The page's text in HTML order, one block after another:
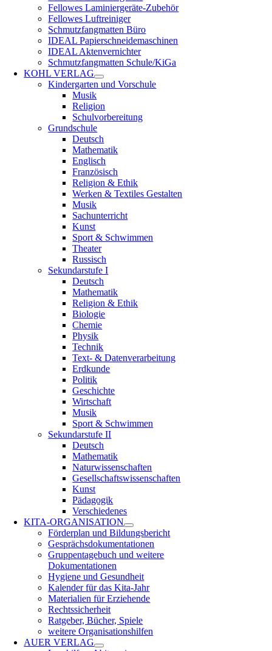
Fellowes Laminiergeräte-Zubehör
Fellowes Luftreiniger
Schmutzfangmatten Büro
IDEAL Papierschneidemaschinen
IDEAL Aktenvernichter
Schmutzfangmatten Schule/KiGa
KOHL VERLAG
Kindergarten und Vorschule
Musik
Religion
Schulvorbereitung
Grundschule
Deutsch
Mathematik
Englisch
Französisch
Religion & Ethik
Werken & Textiles Gestalten
Musik
Sachunterricht
Kunst
Sport & Schwimmen
Theater
Russisch
Sekundarstufe I
Deutsch
Mathematik
Religion & Ethik
Biologie
Chemie
Physik
Technik
Text- & Datenverarbeitung
Erdkunde
Politik
Geschichte
Wirtschaft
Musik
Sport & Schwimmen
Sekundarstufe II
Deutsch
Mathematik
Naturwissenschaften
Gesellschaftswissenschaften
Kunst
Pädagogik
Verschiedenes
KITA-ORGANISATION
Förderplan und Bildungsbericht
Gesprächsdokumentationen
Gruppentagebuch und weitere
Dokumentationen
Hygiene und Gesundheit
Kalender für das Kita-Jahr
Materialien für Erziehende
Rechtssicherheit
Ratgeber, Bücher, Spiele
weitere Organisationshilfen
AUER VERLAG